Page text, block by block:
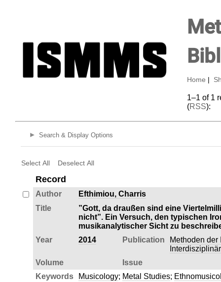
Home
1–1 of 1
(RSS):
Search & Display Options
Select All Deselect All
Record
Author
Efthimiou, Charris
Title
”Gott, da draußen sind eine
nicht”. Ein Versuch, den typischen
musikanalytischer Sicht zu
Year
2014 Publication
Methoden
Volume
Issue
Keywords
Musicology; Metal Studies;